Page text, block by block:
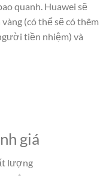
quanh. Huawei sẽ
(có thể sẽ có thêm
tiền nhiệm) và
giá
lượng